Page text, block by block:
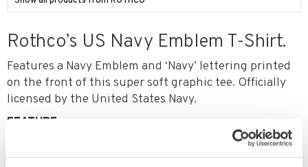
Rothco’s US Navy Emblem T-Shirt.
Features a Navy Emblem and ‘Navy’ lettering printed
on the front of this super soft graphic tee. Officially
licensed by the United States Navy.
FEATURE
US Navy Emblem Design And ‘Navy’ White Lettering